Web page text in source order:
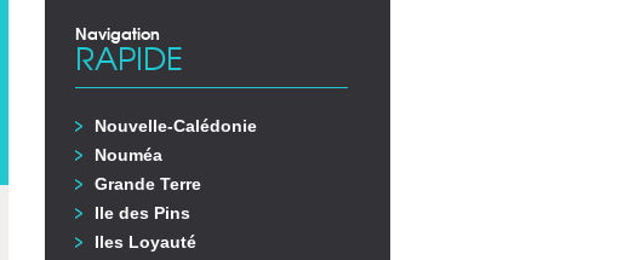
Navigation
RAPIDE
Nouvelle-Calédonie
Nouméa
Grande Terre
Ile des Pins
Iles Loyauté